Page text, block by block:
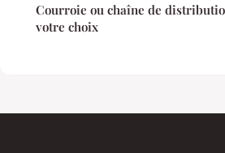
Courroie ou chaîne de
votre choix